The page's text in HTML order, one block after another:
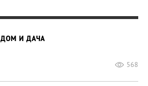
ДОМ И ДАЧА
568